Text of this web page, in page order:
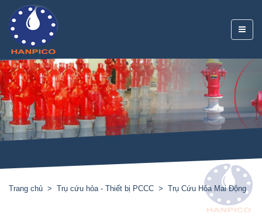
Trang chủ Trụ cứu hỏa - Thiết bị PCCC Trụ Cứu Hỏa Mai Động